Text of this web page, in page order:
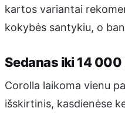
kartos variantai
kokybės santykiu, o
Sedanas iki 14
Corolla laikoma vienu
išskirtinis, kasdienėse